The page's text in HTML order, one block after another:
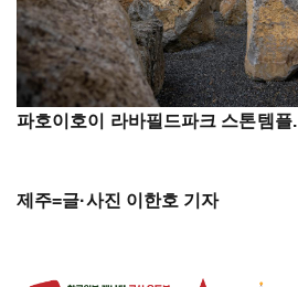
파호이호이 라바필드파크 스톤템플.
제주=글·사진 이한호 기자